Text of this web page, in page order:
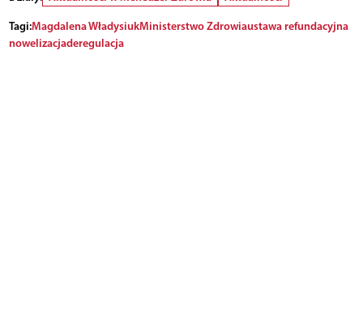
Tagi:Magdalena WładysiukMinisterstwo Zdrowiaustawa refundacyjna
nowelizacjaderegulacja